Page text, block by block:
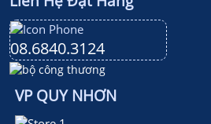
08.6840.3124
VP QUY NHƠN